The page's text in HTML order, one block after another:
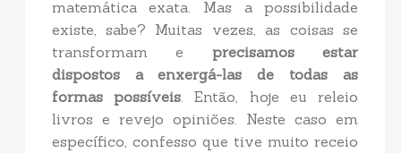
matemática exata. Mas a possibilidade
existe, sabe? Muitas vezes, as coisas se
transformam e precisamos estar
dispostos a enxergá-las de todas as
formas possíveis. Então, hoje eu releio
livros e revejo opiniões. Neste caso em
específico, confesso que tive muito receio